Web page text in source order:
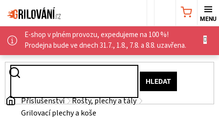
na
obsah
E-shop v plném provozu, expedujeme na 100 %!
Prodejna bude ve dnech 31.7., 1.8., 7.8. a 8.8. uzavřena.
HLEDAT
NÁKUPNÍ
AKČNÍ
NABÍDKA
WEBER
Domů
Příslušenství
Rošty, plechy a tály
Grilovací plechy a koše